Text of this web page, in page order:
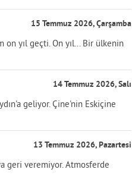
15 Temmuz 2026, Çarşamba
yıl geçti. On yıl... Bir ülkenin
14 Temmuz 2026, Salı
geliyor. Çine'nin Eskiçine
13 Temmuz 2026, Pazartesi
geri veremiyor. Atmosferde